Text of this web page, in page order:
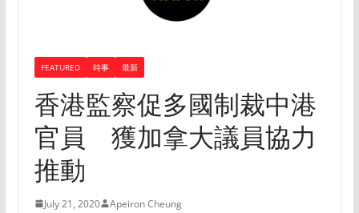
FEATURED 時事 最新
香港監察促多國制裁中港
官員 獲加拿大議員協力
推動
July 21, 2020 Apeiron Cheung